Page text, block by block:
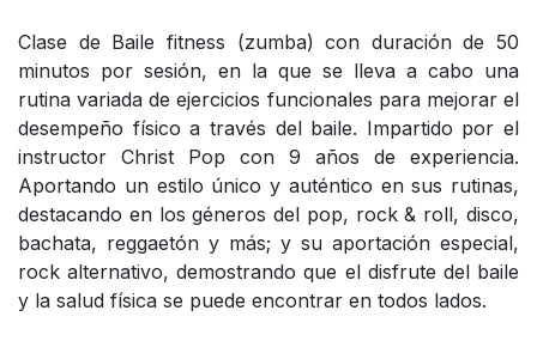
Clase de Baile fitness (zumba) con duración de 50
minutos por sesión, en la que se lleva a cabo una
rutina variada de ejercicios funcionales para mejorar el
desempeño físico a través del baile. Impartido por el
instructor Christ Pop con 9 años de experiencia.
Aportando un estilo único y auténtico en sus rutinas,
destacando en los géneros del pop, rock & roll, disco,
bachata, reggaetón y más; y su aportación especial,
rock alternativo, demostrando que el disfrute del baile
y la salud física se puede encontrar en todos lados.